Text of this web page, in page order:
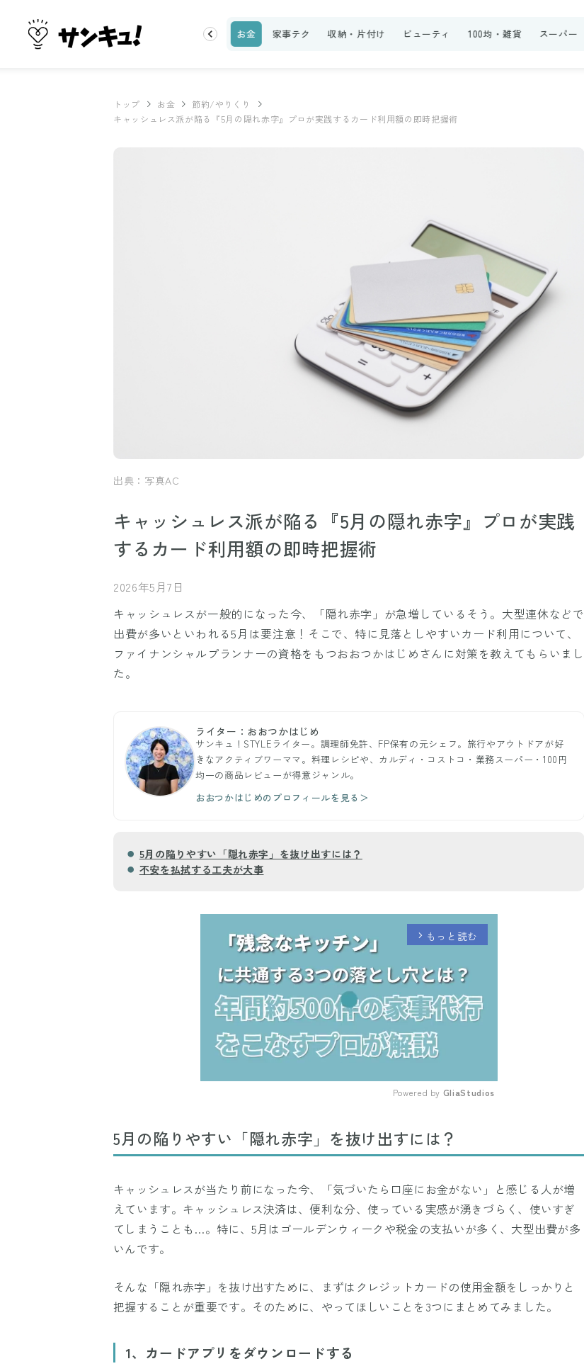
レシピ 話題 トップ 新着 ランキング お金 家事テク 収納・片付け ビューティ 100均・雑貨 スーパー
トップ お金
節約/やりくり
キャッシュレス派が陥る『5月の隠れ赤字』プロが実践するカード利用額の即時把握術
出典：写真AC
キャッシュレス派が陥る『5月の隠れ赤字』プロが実践
するカード利用額の即時把握術
2026年5月7日
キャッシュレスが一般的になった今、「隠れ赤字」が急増しているそう。大型連休などで
出費が多いといわれる5月は要注意！そこで、特に見落としやすいカード利用について、
ファイナンシャルプランナーの資格をもつおおつかはじめさんに対策を教えてもらいまし
た。
ライター：おおつかはじめ
サンキュ！STYLEライター。調理師免許、FP保有の元シェフ。旅行やアウトドアが好
きなアクティブワーママ。料理レシピや、カルディ・コストコ・業務スーパー・100円
均一の商品レビューが得意ジャンル。
おおつかはじめのプロフィールを見る＞
5月の陥りやすい「隠れ赤字」を抜け出すには？
不安を払拭する工夫が大事
Mute
Powered by GliaStudios
5月の陥りやすい「隠れ赤字」を抜け出すには？
キャッシュレスが当たり前になった今、「気づいたら口座にお金がない」と感じる人が増
えています。キャッシュレス決済は、便利な分、使っている実感が湧きづらく、使いすぎ
てしまうことも…。特に、5月はゴールデンウィークや税金の支払いが多く、大型出費が多
いんです。
そんな「隠れ赤字」を抜け出すために、まずはクレジットカードの使用金額をしっかりと
把握することが重要です。そのために、やってほしいことを3つにまとめてみました。
1、カードアプリをダウンロードする